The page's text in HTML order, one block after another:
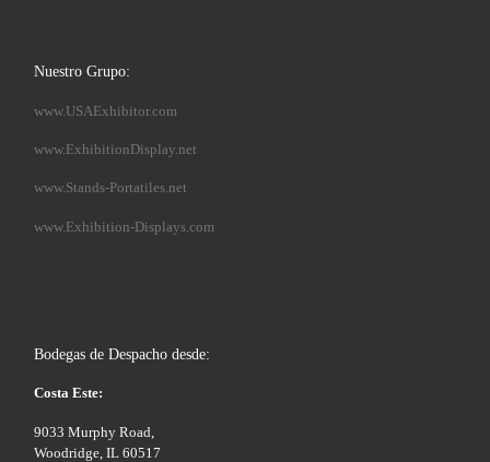
Nuestro Grupo:
www.USAExhibitor.com
www.ExhibitionDisplay.net
www.Stands-Portatiles.net
www.Exhibition-Displays.com
Bodegas de Despacho desde:
Costa Este:
9033 Murphy Road,
Woodridge, IL 60517